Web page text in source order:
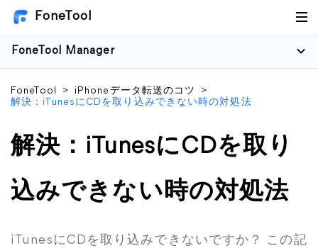
FoneTool
FoneTool Manager
FoneTool > iPhoneデータ転送のコツ
>
解決：iTunesにCDを取り込みできない時の対処法
解決：iTunesにCDを取り
込みできない時の対処法
iTunesにCDを取り込みできないですか？ この記